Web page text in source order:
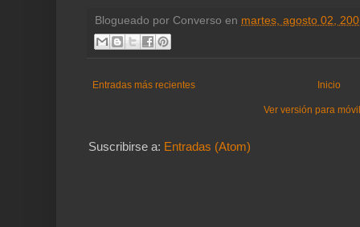
Blogueado por Converso en martes, agosto 02,
Entradas más recientes Inicio
Ver versión para
Suscribirse a: Entradas (Atom)